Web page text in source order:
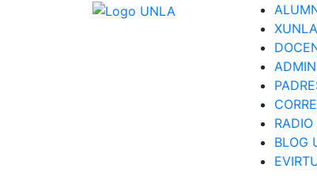
XUNLA
BLOG